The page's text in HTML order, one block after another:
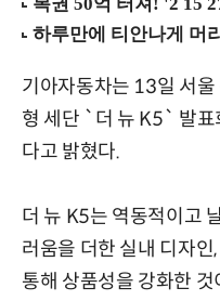
기아자동차는 13일 서
형 세단 `더 뉴 K5` 발표
다고 밝혔다.
더 뉴 K5는 역동적이고
러움을 더한 실내 디자
통해 상품성을 강화한